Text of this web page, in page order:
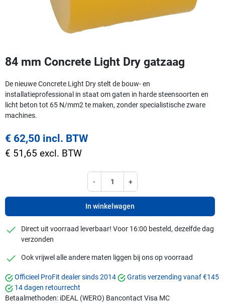
84 mm Concrete Light Dry gatzaag
De nieuwe Concrete Light Dry stelt de bouw- en
installatieprofessional in staat om gaten in harde steensoorten en
licht beton tot 65 N/mm2 te maken, zonder specialistische zware
machines.
€ 62,50 incl. BTW
€ 51,65 excl. BTW
- +
In winkelwagen
checkmark
Direct uit voorraad leverbaar! Voor 16:00 besteld, dezelfde dag
verzonden
checkmark
Ook vrijwel alle andere maten liggen bij ons op voorraad
Officieel ProFit dealer sinds 2014
Gratis verzending vanaf €145
14 dagen retourrecht
Betaalmethoden: iDEAL (WERO) Bancontact Visa MC